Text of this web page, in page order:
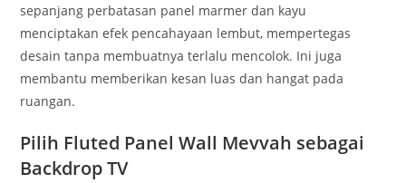
sepanjang perbatasan panel marmer dan kayu
menciptakan efek pencahayaan lembut, mempertegas
desain tanpa membuatnya terlalu mencolok. Ini juga
membantu memberikan kesan luas dan hangat pada
ruangan.
Pilih Fluted Panel Wall Mevvah sebagai
Backdrop TV